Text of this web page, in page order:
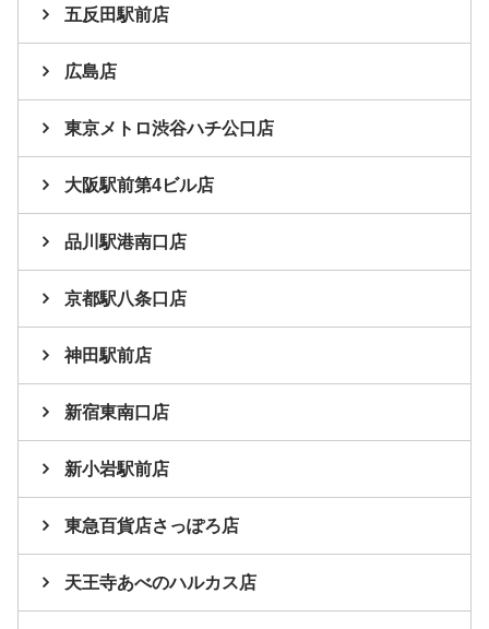
五反田駅前店
広島店
東京メトロ渋谷ハチ公口店
大阪駅前第4ビル店
品川駅港南口店
京都駅八条口店
神田駅前店
新宿東南口店
新小岩駅前店
東急百貨店さっぽろ店
天王寺あべのハルカス店